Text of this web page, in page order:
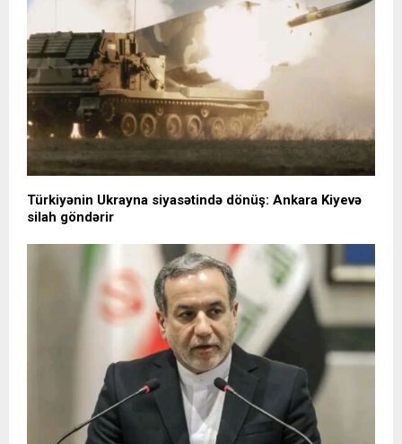
Türkiyənin Ukrayna siyasətində dönüş: Ankara Kiyevə
silah göndərir